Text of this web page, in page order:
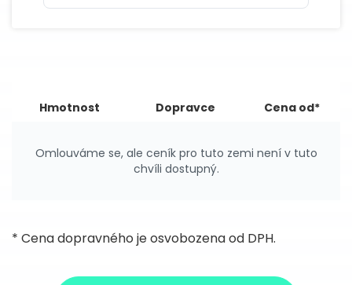
Hmotnost Dopravce Cena od*
Omlouváme se, ale ceník pro tuto zemi není v tuto
chvíli dostupný.
* Cena dopravného je osvobozena od DPH.